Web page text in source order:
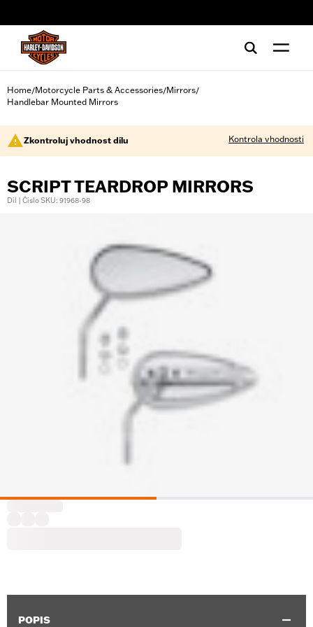
Home/Motorcycle Parts & Accessories/Mirrors/
Handlebar Mounted Mirrors
Zkontroluj vhodnost dílu Kontrola vhodnosti
SCRIPT TEARDROP MIRRORS
Díl | Číslo SKU: 91968-98
POPIS